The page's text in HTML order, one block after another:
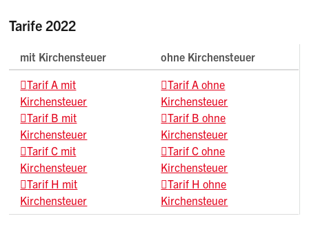
Tarife 2022
mit Kirchensteuer
ohne Kirchensteuer
Tarif A mit
Kirchensteuer
Tarif B mit
Kirchensteuer
Tarif C mit
Kirchensteuer
Tarif H mit
Kirchensteuer
Tarif A ohne
Kirchensteuer
Tarif B ohne
Kirchensteuer
Tarif C ohne
Kirchensteuer
Tarif H ohne
Kirchensteuer